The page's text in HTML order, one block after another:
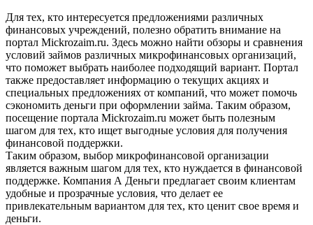
Для тех, кто интересуется предложениями различных
финансовых учреждений, полезно обратить внимание на
портал Mickrozaim.ru. Здесь можно найти обзоры и сравнения
условий займов различных микрофинансовых организаций,
что поможет выбрать наиболее подходящий вариант. Портал
также предоставляет информацию о текущих акциях и
специальных предложениях от компаний, что может помочь
сэкономить деньги при оформлении займа. Таким образом,
посещение портала Mickrozaim.ru может быть полезным
шагом для тех, кто ищет выгодные условия для получения
финансовой поддержки.
Таким образом, выбор микрофинансовой организации
является важным шагом для тех, кто нуждается в финансовой
поддержке. Компания А Деньги предлагает своим клиентам
удобные и прозрачные условия, что делает ее
привлекательным вариантом для тех, кто ценит свое время и
деньги.